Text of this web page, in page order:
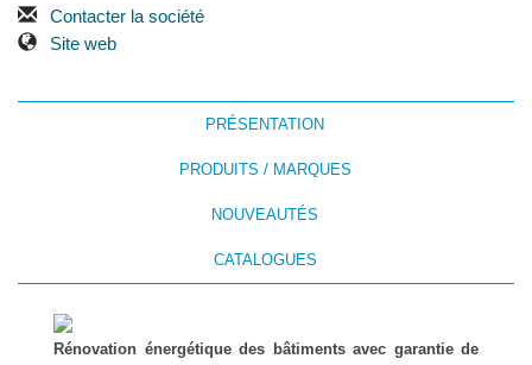
Contacter la société
Site web
PRÉSENTATION
PRODUITS / MARQUES
NOUVEAUTÉS
CATALOGUES
Rénovation énergétique des bâtiments avec garantie de